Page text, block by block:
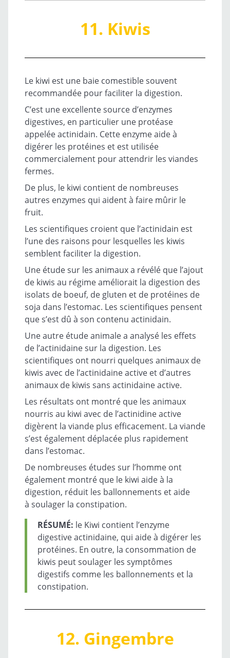
11. Kiwis
Le kiwi est une baie comestible souvent
recommandée pour faciliter la digestion.
C’est une excellente source d’enzymes
digestives, en particulier une protéase
appelée actinidain. Cette enzyme aide à
digérer les protéines et est utilisée
commercialement pour attendrir les viandes
fermes.
De plus, le kiwi contient de nombreuses
autres enzymes qui aident à faire mûrir le
fruit.
Les scientifiques croient que l’actinidain est
l’une des raisons pour lesquelles les kiwis
semblent faciliter la digestion.
Une étude sur les animaux a révélé que l’ajout
de kiwis au régime améliorait la digestion des
isolats de boeuf, de gluten et de protéines de
soja dans l’estomac. Les scientifiques pensent
que s’est dû à son contenu actinidain.
Une autre étude animale a analysé les effets
de l’actinidaine sur la digestion. Les
scientifiques ont nourri quelques animaux de
kiwis avec de l’actinidaine active et d’autres
animaux de kiwis sans actinidaine active.
Les résultats ont montré que les animaux
nourris au kiwi avec de l’actinidine active
digèrent la viande plus efficacement. La viande
s’est également déplacée plus rapidement
dans l’estomac.
De nombreuses études sur l’homme ont
également montré que le kiwi aide à la
digestion, réduit les ballonnements et aide
à soulager la constipation.
RÉSUMÉ: le Kiwi contient l’enzyme
digestive actinidaine, qui aide à digérer les
protéines. En outre, la consommation de
kiwis peut soulager les symptômes
digestifs comme les ballonnements et la
constipation.
12. Gingembre